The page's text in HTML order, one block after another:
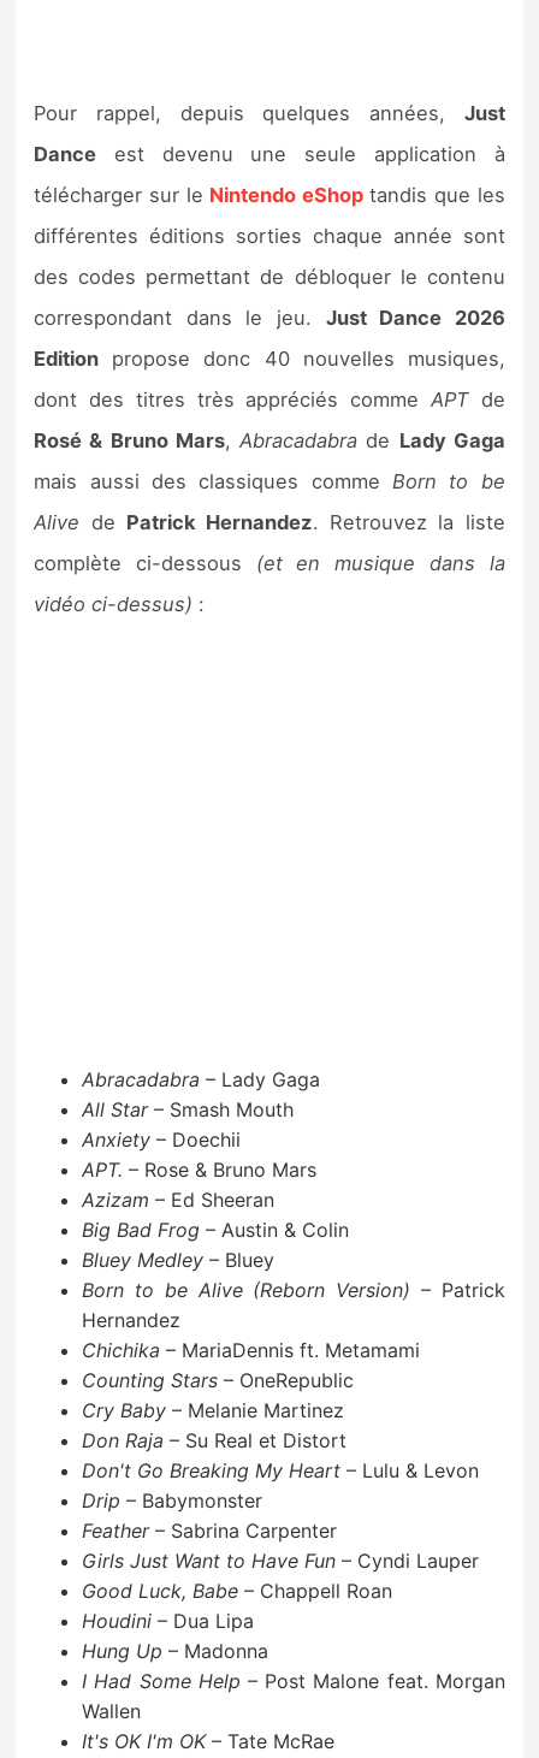
Pour rappel, depuis quelques années, Just
Dance est devenu une seule application à
télécharger sur le Nintendo eShoptandis que les
différentes éditions sorties chaque année sont
des codes permettant de débloquer le contenu
correspondant dans le jeu. Just Dance 2026
Edition propose donc 40 nouvelles musiques,
dont des titres très appréciés comme APTde
Rosé & Bruno Mars,Abracadabra de Lady Gaga
mais aussi des classiques comme Born to be
Alive de Patrick Hernandez. Retrouvez la liste
complète ci-dessous (et en musique dans la
vidéo ci-dessus) :
Abracadabra – Lady Gaga
All Star– Smash Mouth
Anxiety – Doechii
APT. – Rose & Bruno Mars
Azizam – Ed Sheeran
Big Bad Frog – Austin & Colin
Bluey Medley – Bluey
Born to be Alive (Reborn Version) – Patrick
Hernandez
Chichika – MariaDennis ft. Metamami
Counting Stars – OneRepublic
Cry Baby – Melanie Martinez
Don Raja – Su Real et Distort
Don't Go Breaking My Heart – Lulu & Levon
Drip – Babymonster
Feather– Sabrina Carpenter
Girls Just Want to Have Fun – Cyndi Lauper
Good Luck, Babe – Chappell Roan
Houdini – Dua Lipa
Hung Up – Madonna
I Had Some Help – Post Malone feat. Morgan
Wallen
It's OK I'm OK– Tate McRae